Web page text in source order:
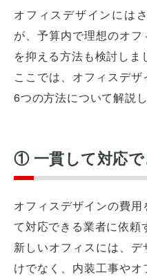
オフィスデザインには
が、予算内で理想のオ
を抑える方法も検討しま
ここでは、オフィスデザ
6つの方法について解説し
① 一貫して対応で
オフィスデザインの費
て対応できる業者に依頼
新しいオフィスには、
けでなく、内装工事や